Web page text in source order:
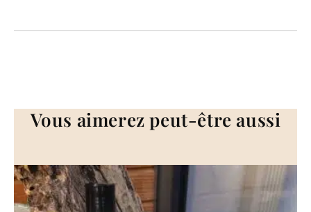
Vous aimerez peut-être aussi